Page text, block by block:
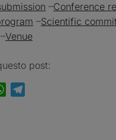
–Conference
–Scientific
–Venue
post:
WhatsApp